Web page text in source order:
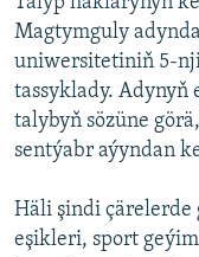
Magtymguly
uniwersitetiniň 5-
tassyklady. Adynyň
talybyň sözüne
sentýabr aýyndan
Häli şindi çärelerde
eşikleri, sport